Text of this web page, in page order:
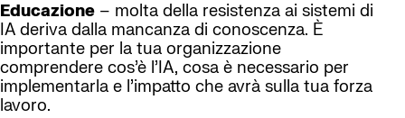
Educazione – molta della resistenza ai sistemi di
IA deriva dalla mancanza di conoscenza. È
importante per la tua organizzazione
comprendere cos’è l’IA, cosa è necessario per
implementarla e l’impatto che avrà sulla tua forza
lavoro.